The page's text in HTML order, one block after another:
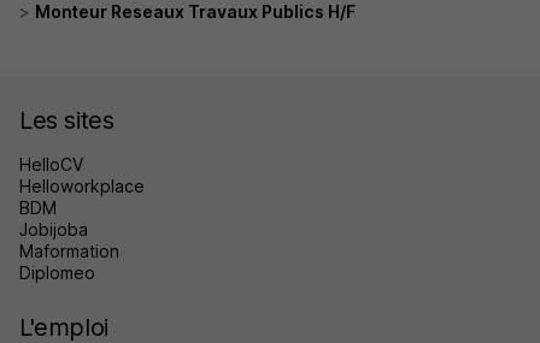
Monteur Reseaux Travaux Publics H/F
Les sites
HelloCV
Helloworkplace
BDM
Jobijoba
Maformation
Diplomeo
L'emploi